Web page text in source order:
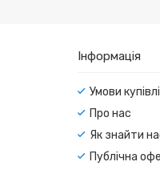
Інформація
Умови купівлі
Про нас
Як знайти
Публічна